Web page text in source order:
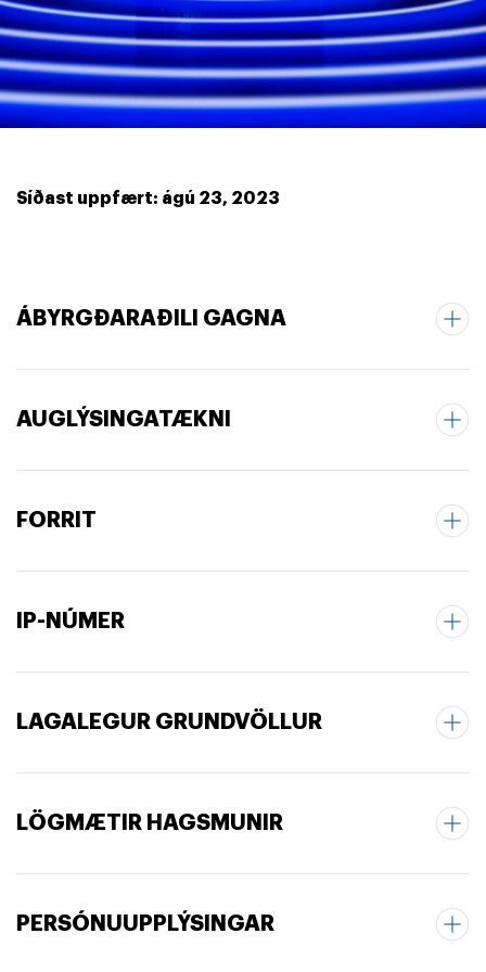
Síðast uppfært: ágú 23, 2023
ÁBYRGÐARAÐILI GAGNA
AUGLÝSINGATÆKNI
FORRIT
IP-NÚMER
LAGALEGUR GRUNDVÖLLUR
LÖGMÆTIR HAGSMUNIR
PERSÓNUUPPLÝSINGAR